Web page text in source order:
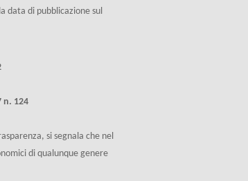
data di pubblicazione sul
n. 124
si segnala che nel
di qualunque genere